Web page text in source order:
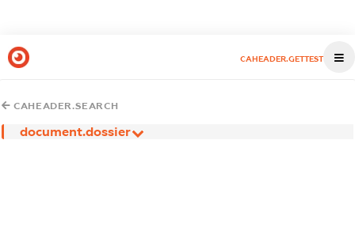
CAHEADER.GETTEST
CAHEADER.SEARCH
document.dossier